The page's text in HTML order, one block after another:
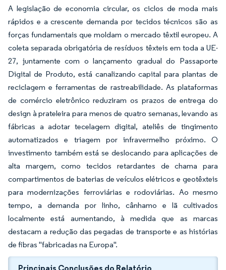
A legislação de economia circular, os ciclos de moda mais
rápidos e a crescente demanda por tecidos técnicos são as
forças fundamentais que moldam o mercado têxtil europeu. A
coleta separada obrigatória de resíduos têxteis em toda a UE-
27, juntamente com o lançamento gradual do Passaporte
Digital de Produto, está canalizando capital para plantas de
reciclagem e ferramentas de rastreabilidade. As plataformas
de comércio eletrônico reduziram os prazos de entrega do
design à prateleira para menos de quatro semanas, levando as
fábricas a adotar tecelagem digital, ateliês de tingimento
automatizados e triagem por infravermelho próximo. O
investimento também está se deslocando para aplicações de
alta margem, como tecidos retardantes de chama para
compartimentos de baterias de veículos elétricos e geotêxteis
para modernizações ferroviárias e rodoviárias. Ao mesmo
tempo, a demanda por linho, cânhamo e lã cultivados
localmente está aumentando, à medida que as marcas
destacam a redução das pegadas de transporte e as histórias
de fibras "fabricadas na Europa".
Principais Conclusões do Relatório